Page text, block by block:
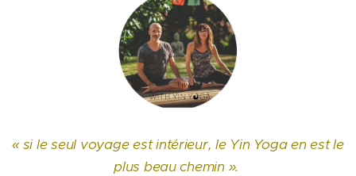
« si le seul voyage est intérieur, le Yin Yoga en est le
plus beau chemin ».